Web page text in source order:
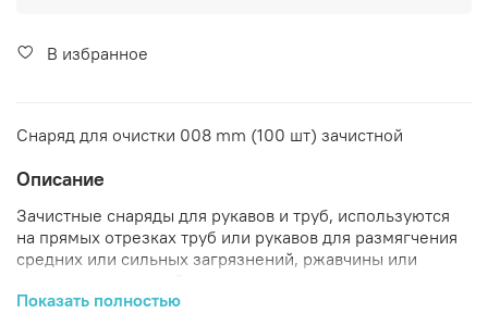
В избранное
Снаряд для очистки 008 mm (100 шт) зачистной
Описание
Зачистные снаряды для рукавов и труб, используются
на прямых отрезках труб или рукавов для размягчения
средних или сильных загрязнений, ржавчины или
Показать полностью